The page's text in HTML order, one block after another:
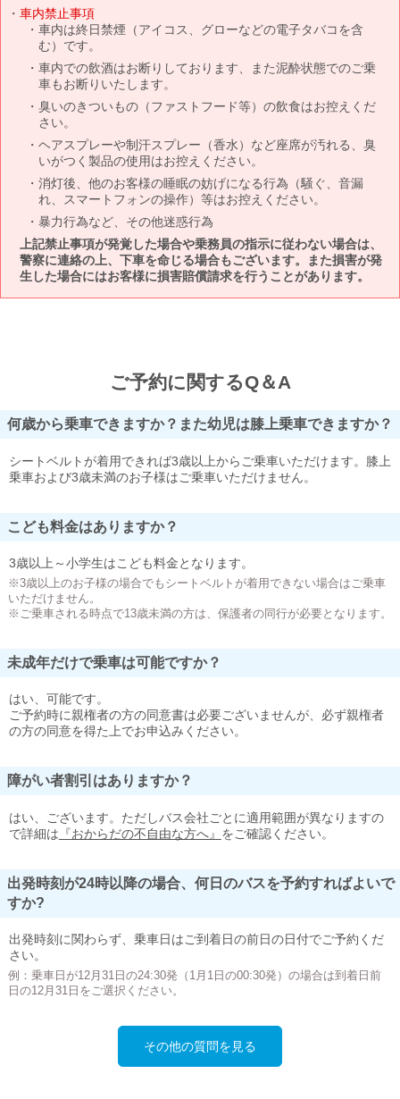
車内禁止事項
車内は終日禁煙（アイコス、グローなどの電子タバコを含
む）です。
車内での飲酒はお断りしております、また泥酔状態でのご乗
車もお断りいたします。
臭いのきついもの（ファストフード等）の飲食はお控えくだ
さい。
ヘアスプレーや制汗スプレー（香水）など座席が汚れる、臭
いがつく製品の使用はお控えください。
消灯後、他のお客様の睡眠の妨げになる行為（騒ぐ、音漏
れ、スマートフォンの操作）等はお控えください。
暴力行為など、その他迷惑行為
上記禁止事項が発覚した場合や乗務員の指示に従わない場合は、
警察に連絡の上、下車を命じる場合もございます。また損害が発
生した場合にはお客様に損害賠償請求を行うことがあります。
ご予約に関するQ＆A
何歳から乗車できますか？また幼児は膝上乗車できますか？
シートベルトが着用できれば3歳以上からご乗車いただけます。膝上
乗車および3歳未満のお子様はご乗車いただけません。
こども料金はありますか？
3歳以上～小学生はこども料金となります。
※3歳以上のお子様の場合でもシートベルトが着用できない場合はご乗車
いただけません。
※ご乗車される時点で13歳未満の方は、保護者の同行が必要となります。
未成年だけで乗車は可能ですか？
はい、可能です。
ご予約時に親権者の方の同意書は必要ございませんが、必ず親権者
の方の同意を得た上でお申込みください。
障がい者割引はありますか？
はい、ございます。ただしバス会社ごとに適用範囲が異なりますの
で詳細は 『おからだの不自由な方へ』 をご確認ください。
出発時刻が24時以降の場合、何日のバスを予約すればよいで
すか?
出発時刻に関わらず、乗車日はご到着日の前日の日付でご予約くだ
さい。
例：乗車日が12月31日の24:30発（1月1日の00:30発）の場合は到着日前
日の12月31日をご選択ください。
その他の質問を見る